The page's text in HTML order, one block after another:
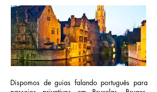
Dispomos de guias falando português para